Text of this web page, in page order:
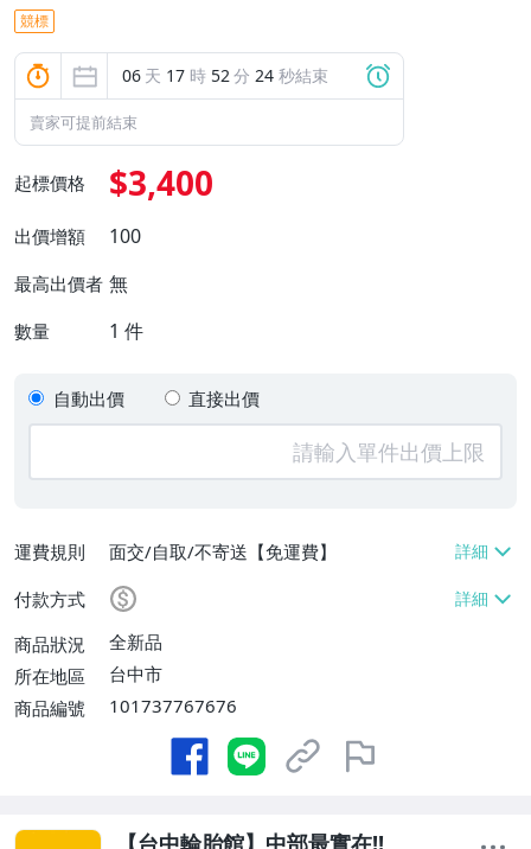
競標
06 天 17 時 52分 23 秒結束
賣家可提前結束
起標價格 $3,400
出價增額 100
最高出價者 無
數量 1 件
自動出價 直接出價
運費規則
面交/自取/不寄送【免運費】
付款方式
商品狀況
全新品
所在地區
台中市
商品編號
101737767676
【台中輪胎館】中部最實在!!